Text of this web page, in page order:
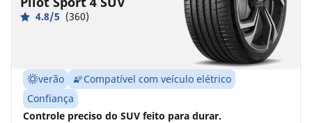
4.8/5 (360)
verão
Compatível com veículo elétrico
Confiança
Controle preciso do SUV feito para durar.